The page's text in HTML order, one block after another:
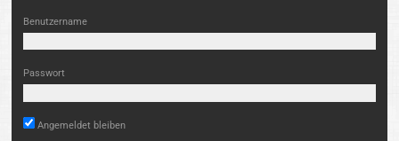
Benutzername
Passwort
Angemeldet bleiben